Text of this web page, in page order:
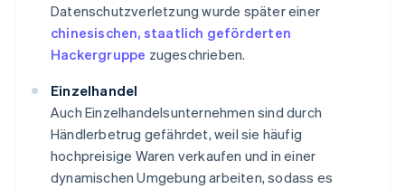
Datenschutzverletzung wurde später einer
chinesischen, staatlich geförderten
Hackergruppe zugeschrieben.
Einzelhandel
Auch Einzelhandelsunternehmen sind durch
Händlerbetrug gefährdet, weil sie häufig
hochpreisige Waren verkaufen und in einer
dynamischen Umgebung arbeiten, sodass es